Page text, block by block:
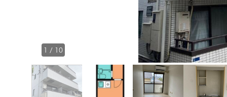
1 / 10